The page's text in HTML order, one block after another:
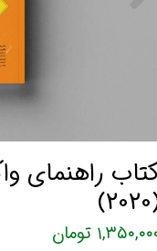
راهنمای
تومان